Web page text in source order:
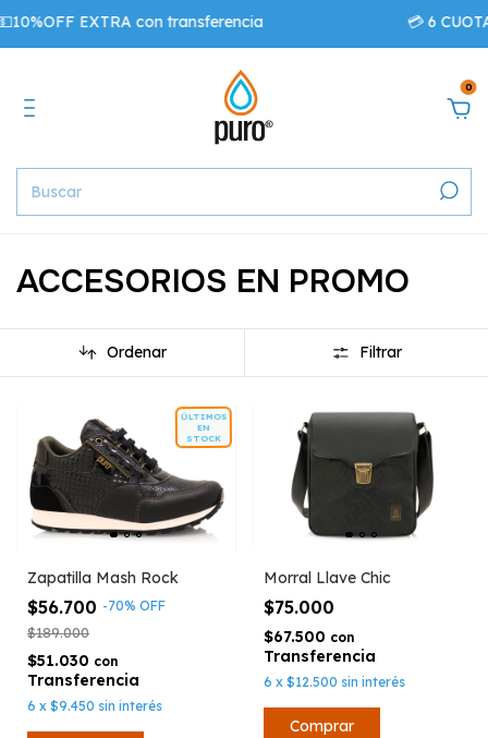
EXTRA con transferencia 💳 6
0
ACCESORIOS EN PROMO
Ordenar Filtrar
ÚLTIMOS
EN
STOCK
Zapatilla Mash Rock
$56.700 -70% OFF
$189.000
$51.030 con
6 x $9.450 sin interés
Morral Llave Chic
$75.000
$67.500 con
6 x $12.500 sin interés